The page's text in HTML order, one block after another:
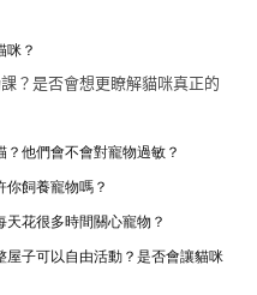
咪？
？是否會想更瞭解貓咪真正的
他們會不會對寵物過敏？
你飼養寵物嗎？
花很多時間關心寵物？
子可以自由活動？是否會讓貓咪